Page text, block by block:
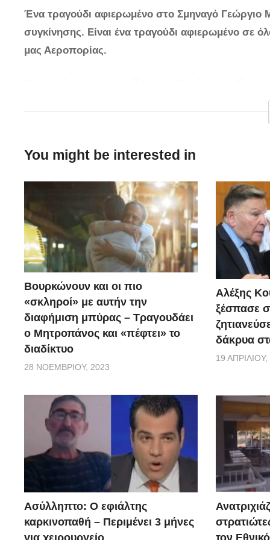
Ένα τραγούδι αφιερωμένο στο Σμηναγό Γεώργιο
συγκίνησης. Είναι ένα τραγούδι αφιερωμένο σε
μας Αεροπορίας.
μήνυματα οδύνης στα Μέσα Κοινωνικής
έκανε ο απλός κόσμος στο παλικάρι ήταν και το
Το τραγούδι αυτό είχε αφιερωθεί μεταξύ άλλων και
Οι στίχοι του τραγουδιού:
Ερμηνεία: Βασίλης Σκούλας
Moυσική: Νικολούδης Μιχάλης ]
Στίχοι: [Πάρης Μήτσος]
Σαν το σύννεφο φεύγω πετάω
αγκαλιάζω και γη κι ουρανό.
Και χωρίς τα φτερά δεν φοβάμαι
το γαλάζιο ζεστή αγκαλιά
στα ψηλά τα βουνά να κοιμάμαι
στο Αιγαίο να δίνω φιλιά.
Λευτεριά στους ανέμους ζητάω
έχω πάψει να είμαι θνητός
You might be interested in
Βουρκώνουν και οι πιο
«σκληροί» με αυτήν την
διαφήμιση μπύρας – Τραγουδάει
ο Μητροπάνος και «πέφτει» το
διαδίκτυο
28 ΝΟΕΜΒΡΊΟΥ, 2023
Αλέξης
ξέσπασε
δάκρυα
19 ΑΠΡΙΛΊΟΥ,
Ασύλληπτο: Ο εφιάλτης
καρκινοπαθή – Περιμένει 3 μήνες
για χειρουργείο
τον